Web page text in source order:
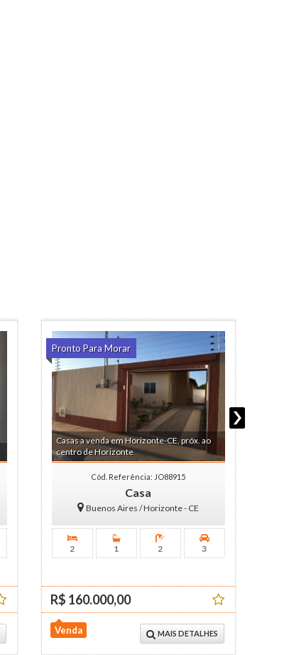
Pronto Para Morar
Casas a venda em Horizonte-CE, próx. ao
centro de Horizonte
Cód. Referência: JO88915
Casa
Buenos Aires / Horizonte - CE
Venda
R$ 160.000,00
MAIS DETALHES
2 1 2 3